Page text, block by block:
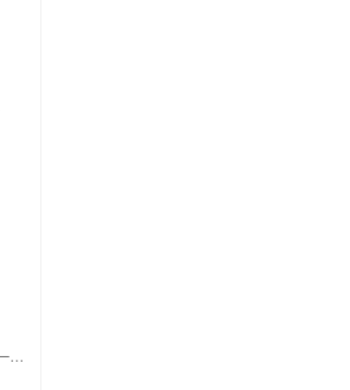
网易一卡通兑换锦江e卡通(锦江一卡通)